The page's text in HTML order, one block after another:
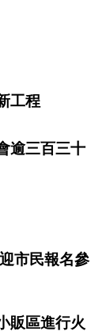
工程
逾三百三十
市民報名參
販區進行火